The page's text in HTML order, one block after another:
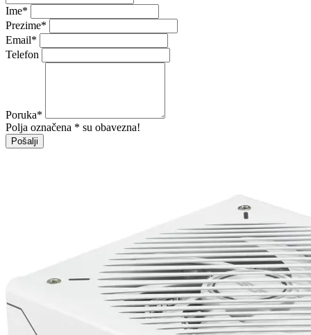
Ime*
Prezime*
Email*
Telefon
Poruka*
Polja označena * su obavezna!
Pošalji